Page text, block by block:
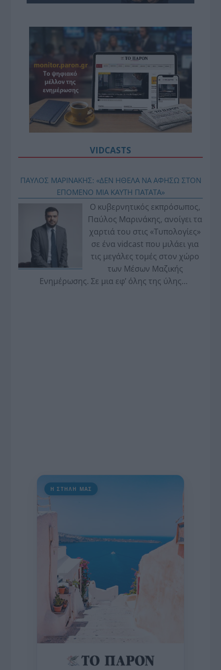
VIDCASTS
ΠΑΥΛΟΣ ΜΑΡΙΝΑΚΗΣ: «ΔΕΝ ΗΘΕΛΑ ΝΑ ΑΦΗΣΩ ΣΤΟΝ
ΕΠΟΜΕΝΟ ΜΙΑ ΚΑΥΤΗ ΠΑΤΑΤΑ»
Ο κυβερνητικός εκπρόσωπος,
Παύλος Μαρινάκης, ανοίγει τα
χαρτιά του στις «Τυπολογίες»
σε ένα vidcast που μιλάει για
τις μεγάλες τομές στον χώρο
των Μέσων Μαζικής
Ενημέρωσης. Σε μια εφ’ όλης της ύλης
Η ΣΤΗΛΗ ΜΑΣ